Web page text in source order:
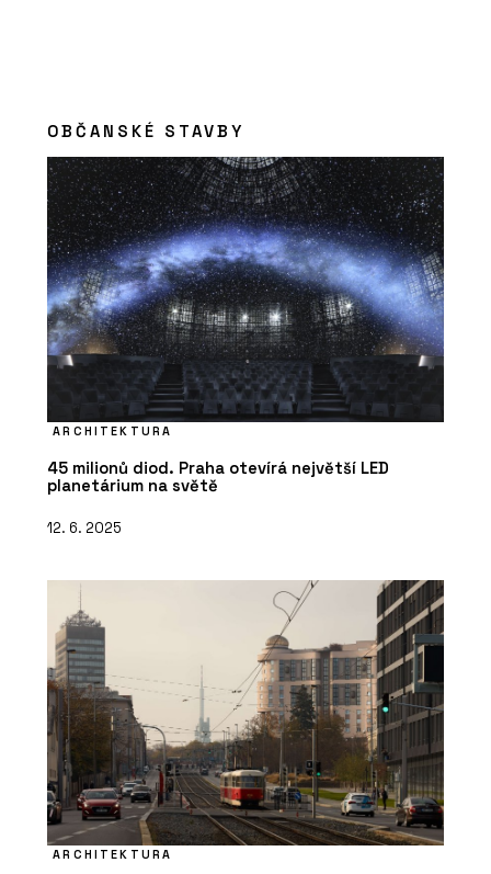
OBČANSKÉ STAVBY
ARCHITEKTURA
45 milionů diod. Praha otevírá největší LED
planetárium na světě
12. 6. 2025
ARCHITEKTURA